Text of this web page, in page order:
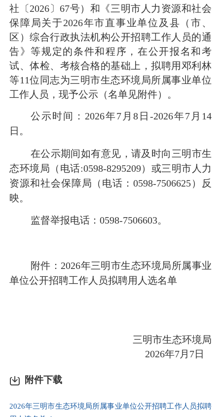
社〔2026〕67号）和《三明市人力资源和社会
保障局关于2026年市直事业单位及县（市、
区）综合行政执法机构公开招聘工作人员的通
告》等规定的条件和程序，在公开报名和考
试、体检、考核合格的基础上，拟聘用邓利林
等11位同志为三明市生态环境局所属事业单位
工作人员，现予公示（名单见附件）。
公示时间： 2026年7月8日-2026年7月14
日。
在公示期间如有意见，请及时向三明市生
态环境局（电话:0598-8295209）或三明市人力
资源和社会保障局（电话：0598-7506625）反
映。
监督举报电话： 0598-7506603。
附件： 2026年三明市生态环境局所属事业
单位公开招聘工作人员拟聘用人选名单
三明市生态环境局
2026年7月7日
附件下载
2026年三明市生态环境局所属事业单位公开招聘工作人员拟聘